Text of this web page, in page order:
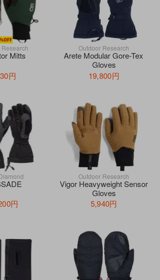
Mitts
円
Outdoor Research
Arete Modular Gore-Tex
Gloves
19,800円
円
Outdoor Research
Vigor Heavyweight Sensor
Gloves
5,940円